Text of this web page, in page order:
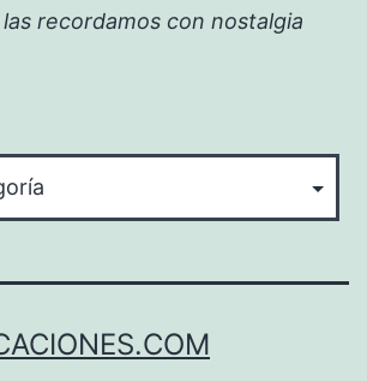
recordamos con nostalgia